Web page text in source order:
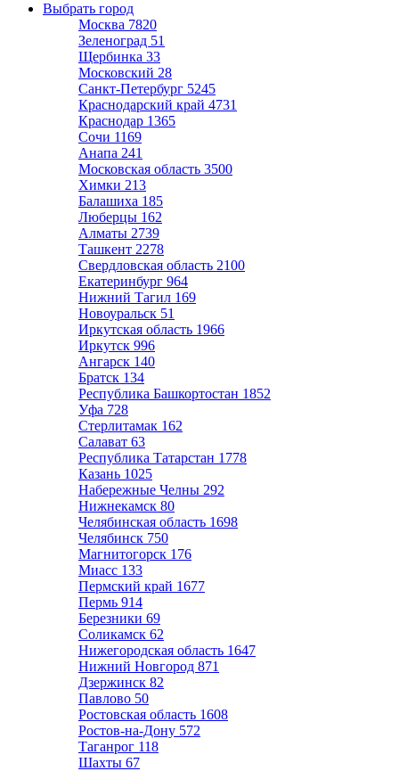
Выбрать город
Москва 7820
Зеленоград 51
Щербинка 33
Московский 28
Санкт-Петербург 5245
Краснодарский край 4731
Краснодар 1365
Сочи 1169
Анапа 241
Московская область 3500
Химки 213
Балашиха 185
Люберцы 162
Алматы 2739
Ташкент 2278
Свердловская область 2100
Екатеринбург 964
Нижний Тагил 169
Новоуральск 51
Иркутская область 1966
Иркутск 996
Ангарск 140
Братск 134
Республика Башкортостан 1852
Уфа 728
Стерлитамак 162
Салават 63
Республика Татарстан 1778
Казань 1025
Набережные Челны 292
Нижнекамск 80
Челябинская область 1698
Челябинск 750
Магнитогорск 176
Миасс 133
Пермский край 1677
Пермь 914
Березники 69
Соликамск 62
Нижегородская область 1647
Нижний Новгород 871
Дзержинск 82
Павлово 50
Ростовская область 1608
Ростов-на-Дону 572
Таганрог 118
Шахты 67